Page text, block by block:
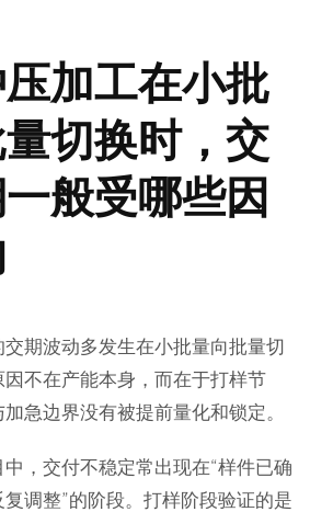
加工在小批
切换时，交
般受哪些因
期波动多发生在小批量向批量切
不在产能本身，而在于打样节
急边界没有被提前量化和锁定。
，交付不稳定常出现在“样件已确
调整”的阶段。打样阶段验证的是